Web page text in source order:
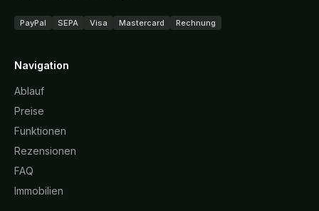
PayPal SEPA Visa Mastercard Rechnung
Navigation
Ablauf
Preise
Funktionen
Rezensionen
FAQ
Immobilien